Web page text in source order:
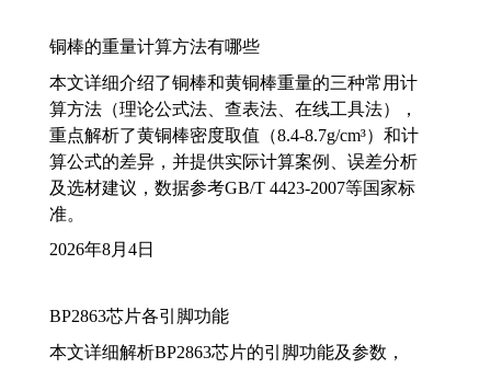
铜棒的重量计算方法有哪些
本文详细介绍了铜棒和黄铜棒重量的三种常用计
算方法（理论公式法、查表法、在线工具法），
重点解析了黄铜棒密度取值（8.4-8.7g/cm³）和计
算公式的差异，并提供实际计算案例、误差分析
及选材建议，数据参考GB/T 4423-2007等国家标
准。
2026年8月4日
BP2863芯片各引脚功能
本文详细解析BP2863芯片的引脚功能及参数，